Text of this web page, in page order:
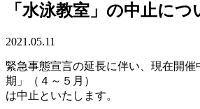
「水泳教室」の中止につ
2021.05.11
緊急事態宣言の延長に伴い、現在開
期」（４～５月）
は中止といたします。